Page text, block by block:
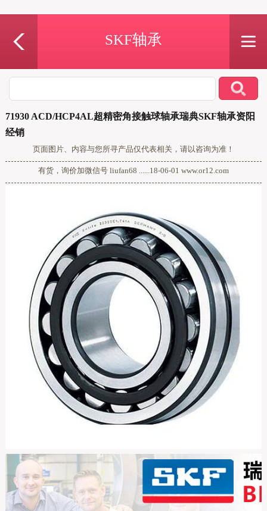
SKF轴承
71930 ACD/HCP4AL超精密角接触球轴承瑞典SKF轴承资阳
经销
页面图片、内容与您所寻产品仅代表相关，请以咨询为准！
有货，询价加微信号 liufan68 ......18-06-01 www.or12.com